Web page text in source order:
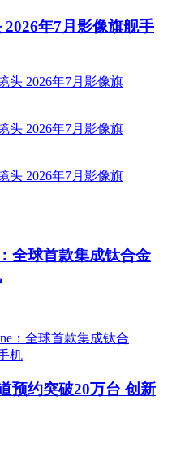
年7月影像旗舰手
全球首款集成钛合金
预约突破20万台 创新